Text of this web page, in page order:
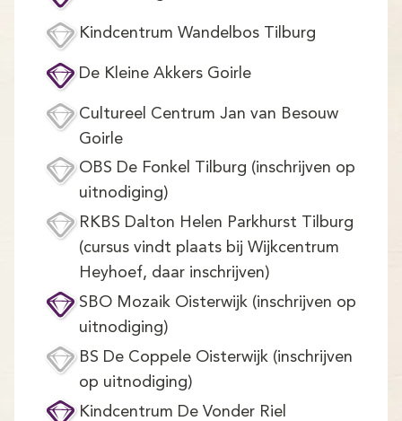
Kindcentrum Wandelbos Tilburg
De Kleine Akkers Goirle
Cultureel Centrum Jan van Besouw
Goirle
OBS De Fonkel Tilburg (inschrijven op
uitnodiging)
RKBS Dalton Helen Parkhurst Tilburg
(cursus vindt plaats bij Wijkcentrum
Heyhoef, daar inschrijven)
SBO Mozaik Oisterwijk (inschrijven op
uitnodiging)
BS De Coppele Oisterwijk (inschrijven
op uitnodiging)
Kindcentrum De Vonder Riel